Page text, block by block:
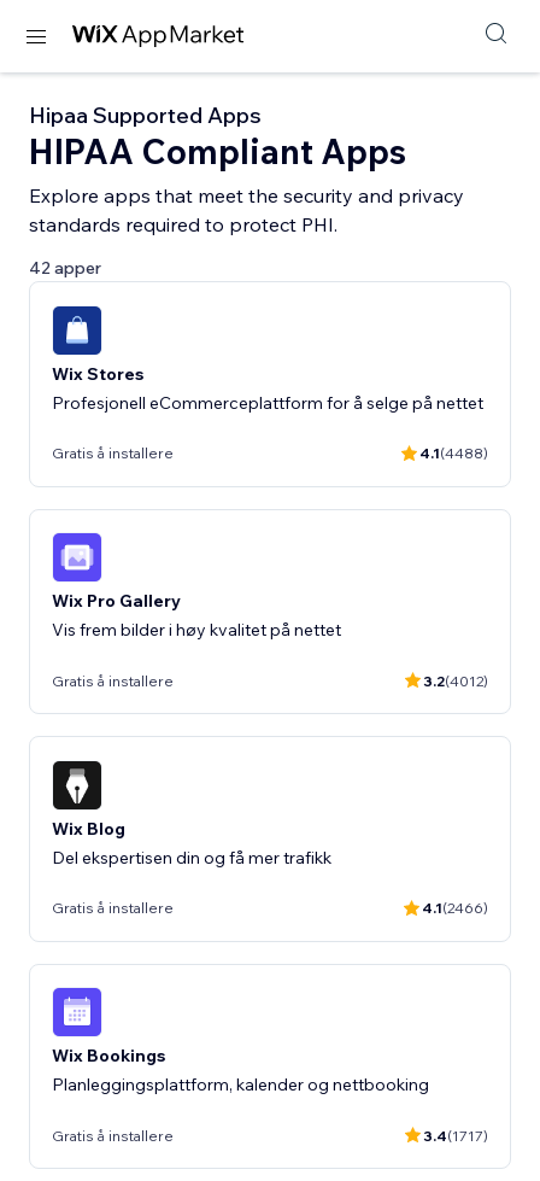
Hipaa Supported Apps
HIPAA Compliant Apps
Explore apps that meet the security and privacy
standards required to protect PHI.
42 apper
Wix Stores
Profesjonell eCommerceplattform for å selge på nettet
Gratis å installere 4.1(4488)
Wix Pro Gallery
Vis frem bilder i høy kvalitet på nettet
Gratis å installere 3.2(4012)
Wix Blog
Del ekspertisen din og få mer trafikk
Gratis å installere 4.1(2466)
Wix Bookings
Planleggingsplattform, kalender og nettbooking
Gratis å installere 3.4(1717)